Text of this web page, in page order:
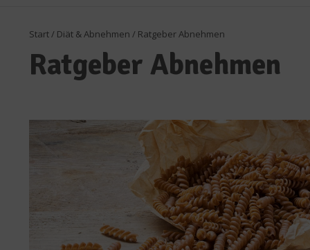
Start/ Diät & Abnehmen / Ratgeber Abnehmen
Ratgeber Abnehmen